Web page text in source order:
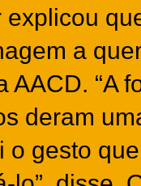
explicou
a
AACD. “A
deram
o gesto